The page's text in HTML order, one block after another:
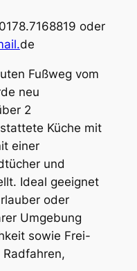
oder
de
Fußweg vom
neu
2
Küche mit
einer
und
Ideal geeignet
oder
Umgebung
sowie Frei-